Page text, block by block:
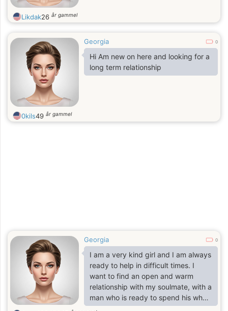
Likdak26 år gammel
Georgia 0
Hi Am new on here and looking for a
long term relationship
0kils49 år gammel
Georgia 0
I am a very kind girl and I am always
ready to help in difficult times. I
want to find an open and warm
relationship with my soulmate, with a
man who is ready to spend his whole
life with me. Tenderness, passion